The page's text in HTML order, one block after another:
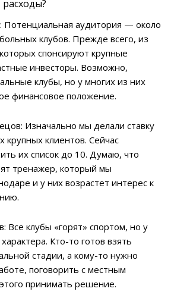
аудитория — около
клубов. Прежде всего, из
спонсируют крупные
инвесторы. Возможно,
клубы, но у многих из них
финансовое положение.
Изначально мы делали ставку
крупных клиентов. Сейчас
их список до 10. Думаю, что
тренажер, который мы
и у них возрастет интерес к
Все клубы «горят» спортом, но у
Кто-то готов взять
стадии, а кому-то нужно
поговорить с местным
принимать решение.